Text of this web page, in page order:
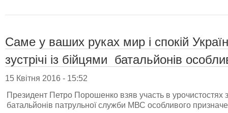
Саме у ваших руках мир і спокій
зустрічі із бійцями батальйонів
15 Квітня 2016 - 15:52
Президент Петро Порошенко взяв участь в урочистостях
батальйонів патрульної служби МВС особливого